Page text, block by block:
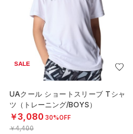
SALE
UAクール ショートスリーブ Tシャ
ツ（トレーニング/BOYS）
￥3,080 30%OFF
￥4,400